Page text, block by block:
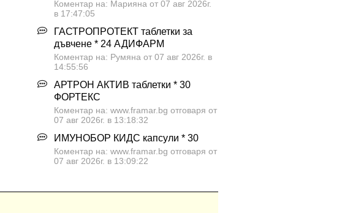
Коментар на: Марияна от 07 авг 2026г.
в 17:47:05
ГАСТРОПРОТЕКТ таблетки за
дъвчене * 24 АДИФАРМ
Коментар на: Румяна от 07 авг 2026г. в
14:55:56
АРТРОН АКТИВ таблетки * 30
ФОРТЕКС
Коментар на: www.framar.bg отговаря от
07 авг 2026г. в 13:18:32
ИМУНОБОР КИДС капсули * 30
Коментар на: www.framar.bg отговаря от
07 авг 2026г. в 13:09:22